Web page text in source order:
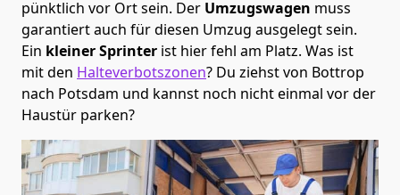
pünktlich vor Ort sein. Der Umzugswagen muss
garantiert auch für diesen Umzug ausgelegt sein.
Ein kleiner Sprinter ist hier fehl am Platz. Was ist
mit den Halteverbotszonen? Du ziehst von Bottrop
nach Potsdam und kannst noch nicht einmal vor der
Haustür parken?